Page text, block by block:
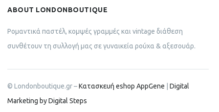
ABOUT LONDONBOUTIQUE
Ρομαντικά παστέλ, κομψές γραμμές και vintage διάθεση
συνθέτουν τη συλλογή μας σε γυναικεία ρούχα & αξεσουάρ.
© Londonboutique.gr –Κατασκευή eshop AppGene
Digital
Marketing by Digital Steps